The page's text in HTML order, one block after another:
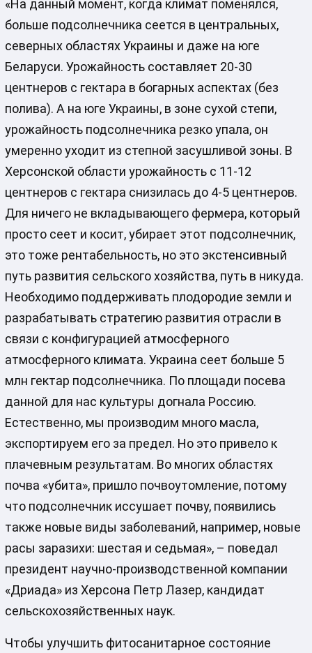
«На данный момент, когда климат поменялся,
больше подсолнечника сеется в центральных,
северных областях Украины и даже на юге
Беларуси. Урожайность составляет 20-30
центнеров с гектара в богарных аспектах (без
полива). А на юге Украины, в зоне сухой степи,
урожайность подсолнечника резко упала, он
умеренно уходит из степной засушливой зоны. В
Херсонской области урожайность с 11-12
центнеров с гектара снизилась до 4-5 центнеров.
Для ничего не вкладывающего фермера, который
просто сеет и косит, убирает этот подсолнечник,
это тоже рентабельность, но это экстенсивный
путь развития сельского хозяйства, путь в никуда.
Необходимо поддерживать плодородие земли и
разрабатывать стратегию развития отрасли в
связи с конфигурацией атмосферного
атмосферного климата. Украина сеет больше 5
млн гектар подсолнечника. По площади посева
данной для нас культуры догнала Россию.
Естественно, мы производим много масла,
экспортируем его за предел. Но это привело к
плачевным результатам. Во многих областях
почва «убита», пришло почвоутомление, потому
что подсолнечник иссушает почву, появились
также новые виды заболеваний, например, новые
расы заразихи: шестая и седьмая», – поведал
президент научно-производственной компании
«Дриада» из Херсона Петр Лазер, кандидат
сельскохозяйственных наук.
Чтобы улучшить фитосанитарное состояние